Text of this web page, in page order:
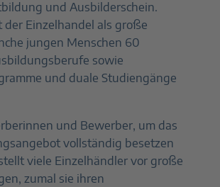
und Ausbilderschein.
der Einzelhandel als große
jungen Menschen 60
sowie
und duale Studiengänge
und Bewerber, um das
vollständig besetzen
viele Einzelhändler vor große
zumal sie ihren